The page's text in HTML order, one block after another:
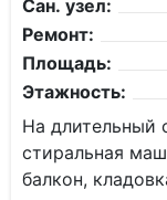
Сан. узел:
Ремонт:
Площадь:
Этажность:
На длительный
стиральная
балкон,